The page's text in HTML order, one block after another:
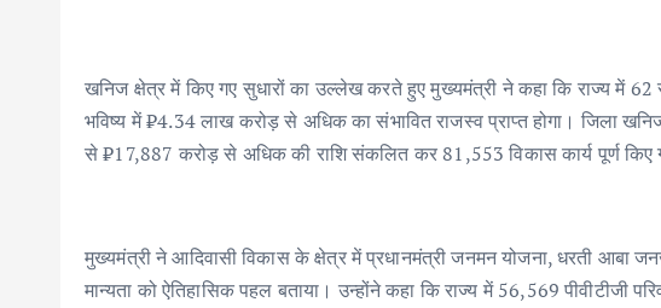
खनिज क्षेत्र में किए गए सुधारों का उल्लेख करते हुए मुख्यमंत्री ने कहा कि राज्य में
भविष्य में ₹4.34 लाख करोड़ से अधिक का संभावित राजस्व प्राप्त होगा। जिला
से ₹17,887 करोड़ से अधिक की राशि संकलित कर 81,553 विकास कार्य पूर्ण किए
मुख्यमंत्री ने आदिवासी विकास के क्षेत्र में प्रधानमंत्री जनमन योजना, धरती आबा
मान्यता को ऐतिहासिक पहल बताया। उन्होंने कहा कि राज्य में 56,569 पीवीटीजी